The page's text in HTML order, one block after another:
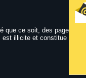
que ce soit, des pages
illicite et constitue une